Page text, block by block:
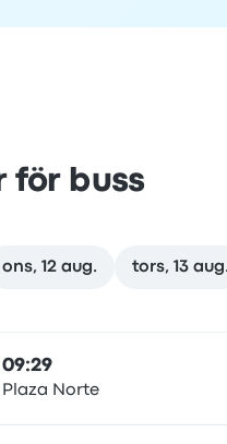
för buss
ons, 12 aug. tors, 13
09:29
Plaza Norte